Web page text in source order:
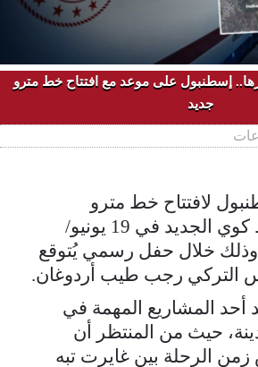
إسطنبول على موعد مع افتتاح خط مترو
جديد
لافتتاح خط مترو
هالكالي–أرناؤوط كوي الجديد في 19 يونيو/
وذلك خلال حفل رسمي يُتوقع
التركي رجب طيب أردوغان.
أحد المشاريع المهمة في
حيث من المنتظر أن
الرحلة بين غايرت تبه